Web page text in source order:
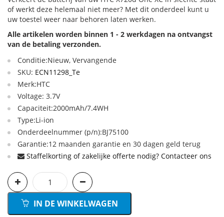
of werkt deze helemaal niet meer? Met dit onderdeel kunt u
uw toestel weer naar behoren laten werken.
Alle artikelen worden binnen 1 - 2 werkdagen na ontvangst
van de betaling verzonden.
Conditie:Nieuw, Vervangende
SKU: ECN11298_Te
Merk:HTC
Voltage: 3.7V
Capaciteit:2000mAh/7.4WH
Type:Li-ion
Onderdeelnummer (p/n):BJ75100
Garantie:12 maanden garantie en 30 dagen geld terug
Staffelkorting of zakelijke offerte nodig? Contacteer ons
IN DE WINKELWAGEN